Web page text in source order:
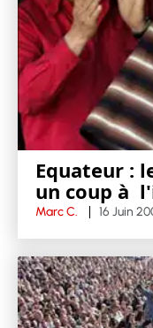
Equateur :
un coup à
Marc C. 16 Juin